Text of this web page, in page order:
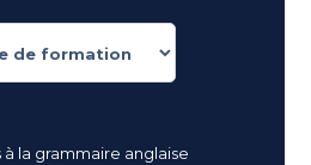
la grammaire anglaise